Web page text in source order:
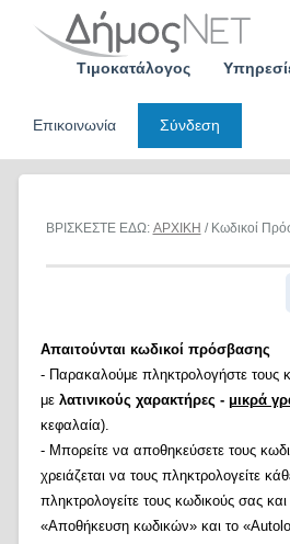
Τιμοκατάλογος
Επικοινωνία
Σύνδεση
ΒΡΙΣΚΕΣΤΕ ΕΔΩ: ΑΡΧΙΚΗ / Κωδικοί
Απαιτούνται κωδικοί πρόσβασης
- Παρακαλούμε πληκτρολογήστε τους
με λατινικούς χαρακτήρες - μικρά
κεφαλαία).
- Μπορείτε να αποθηκεύσετε τους
χρειάζεται να τους πληκτρολογείτε
πληκτρολογείτε τους κωδικούς σας και
«Αποθήκευση κωδικών» και το